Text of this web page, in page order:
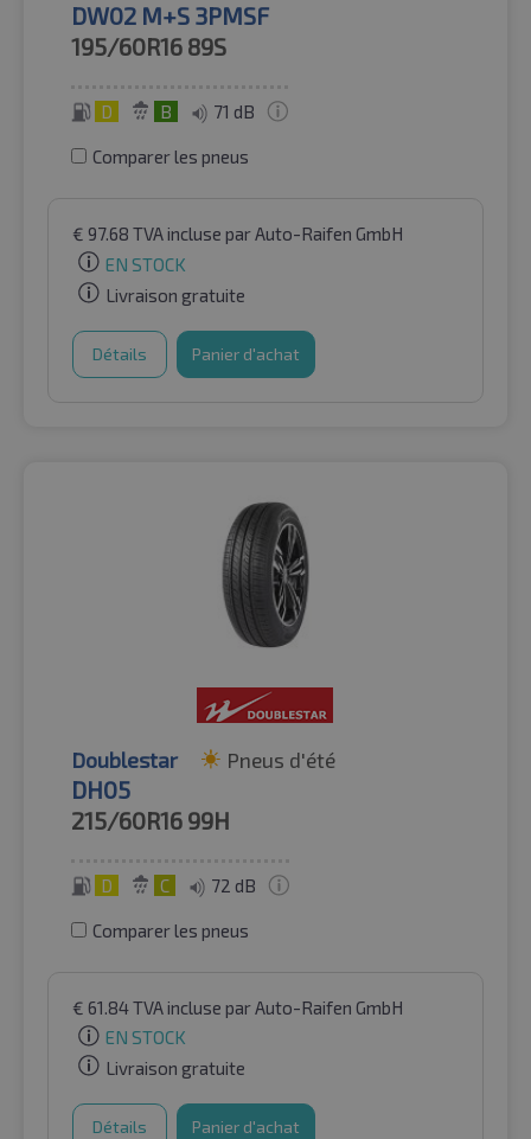
DW02 M+S 3PMSF
195/60R16 89S
D B 71 dB
Comparer les pneus
€ 97.68 TVA incluse par Auto-Raifen GmbH
EN STOCK
Livraison gratuite
Détails Panier d'achat
Doublestar Pneus d'été
DH05
215/60R16 99H
D C 72 dB
Comparer les pneus
€ 61.84TVA incluse par Auto-Raifen GmbH
EN STOCK
Livraison gratuite
Détails Panier d'achat